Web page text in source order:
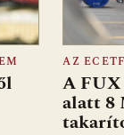
AZ
A
alatt 8